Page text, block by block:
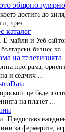
общопопулярно
достига до
чрез ...
каталог
Е-майли и Уеб
бизнес ка ...
на телевизията
програма,
и седмич ...
ще бъде
на планет ...
Предоставя
за фермерите, агр